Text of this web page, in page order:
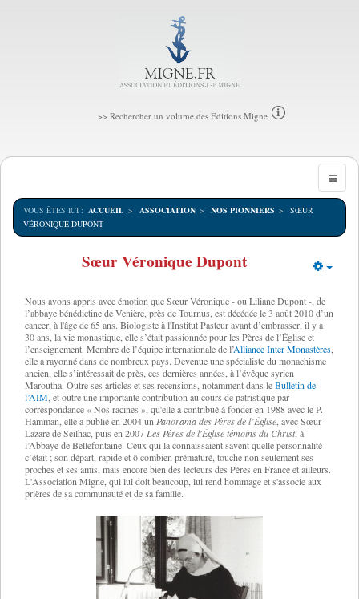
>> Rechercher un volume des Editions Migne
VOUS ÊTES ICI : ACCUEIL ASSOCIATION NOS PIONNIERS
SŒUR
VÉRONIQUE DUPONT
Sœur Véronique Dupont
Nous avons appris avec émotion que Sœur Véronique - ou Liliane Dupont -, de
l’abbaye bénédictine de Venière, près de Tournus, est décédée le 3 août 2010 d’un
cancer, à l'âge de 65 ans. Biologiste à l'Institut Pasteur avant d’embrasser, il y a
30 ans, la vie monastique, elle s’était passionnée pour les Pères de l’Église et
l’enseignement. Membre de l’équipe internationale de l’Alliance Inter Monastères
elle a rayonné dans de nombreux pays. Devenue une spécialiste du monachisme
ancien, elle s’intéressait de près, ces dernières années, à l’évêque syrien
Maroutha. Outre ses articles et ses recensions, notamment dans leBulletin de
l’AIM , et outre une importante contribution au cours de patristique par
correspondance « Nos racines », qu'elle a contribué à fonder en 1988 avec le P.
Hamman, elle a publié en 2004 un Panorama des Pères de l’Église , avec Sœur
Lazare de Seilhac, puis en 2007 Les Pères de l'Église témoins du Christ, à
l’Abbaye de Bellefontaine. Ceux qui la connaissaient savent quelle personnalité
c’était ; son départ, rapide et ô combien prématuré, touche non seulement ses
proches et ses amis, mais encore bien des lecteurs des Pères en France et ailleurs.
L'Association Migne, qui lui doit beaucoup, lui rend hommage et s'associe aux
prières de sa communauté et de sa famille.